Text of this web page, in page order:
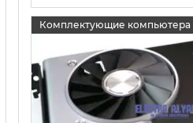
Комплектующие компьютера